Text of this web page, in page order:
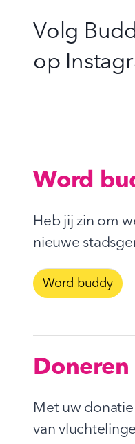
Volg
op
Word
Heb jij zin om
nieuwe
Word buddy
Doneren
Met uw
van